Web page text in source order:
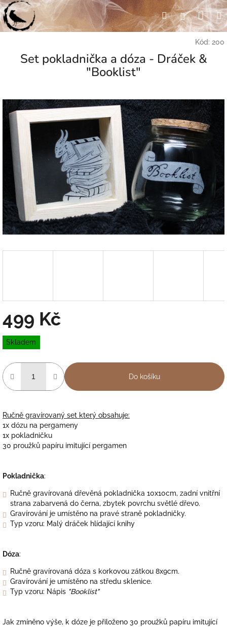
Přejít
na
obsah
HledatPřihlášení
Kód: 200
Set pokladnička a dóza - Dráček &
"Booklist"
499 Kč
Měrná
cena:
Skladem
Do košíku
Ručně gravírovaný set který obsahuje:
1x dózu na pergameny
1x pokladničku
30 proužků papíru imitující pergamen
Pokladnička:
Ručně gravírovaná dřevěná pokladnička 10x10cm, zadní vnitřní
strana zabarvená do černa, zbytek povrchu světlé dřevo.
Gravírování je umístěno na pravé straně pokladničky.
Typ vzoru: Malý dráček hlídající knihy
Dóza:
Ručně gravírovaná dóza s korkovou zátkou 8x9cm.
Gravírování je umístěno na středu sklenice.
Typ vzoru: Nápis "Booklist"
Jak zmíněno výše, k dóze je přiloženo 30 proužků papíru imitující